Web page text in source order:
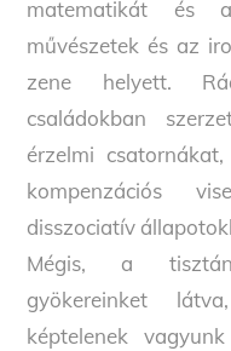
matematikát és
művészetek és az
zene helyett.
családokban
érzelmi
kompenzációs
disszociatív
Mégis, a tisztán
gyökereinket
képtelenek